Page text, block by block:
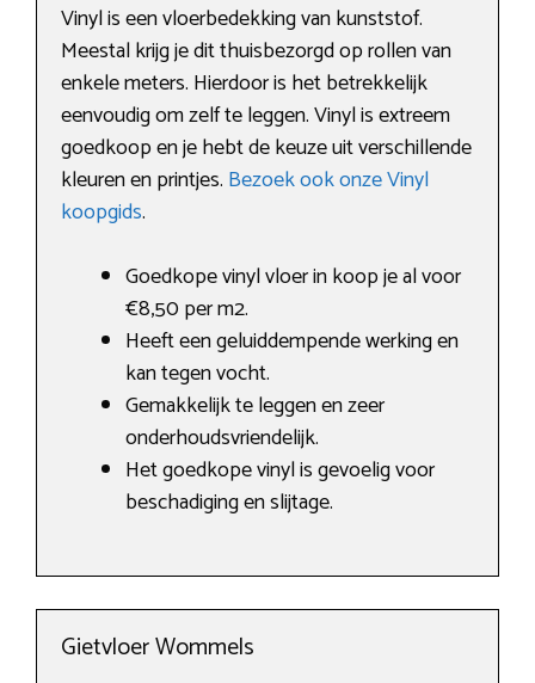
Vinyl is een vloerbedekking van kunststof.
Meestal krijg je dit thuisbezorgd op rollen van
enkele meters. Hierdoor is het betrekkelijk
eenvoudig om zelf te leggen. Vinyl is extreem
goedkoop en je hebt de keuze uit verschillende
kleuren en printjes. Bezoek ook onze Vinyl
koopgids.
Goedkope vinyl vloer in koop je al voor
€8,50 per m2.
Heeft een geluiddempende werking en
kan tegen vocht.
Gemakkelijk te leggen en zeer
onderhoudsvriendelijk.
Het goedkope vinyl is gevoelig voor
beschadiging en slijtage.
Gietvloer Wommels